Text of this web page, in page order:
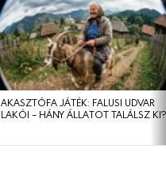
AKASZTÓFA JÁTÉK: FALUSI UDVAR
LAKÓI – HÁNY ÁLLATOT TALÁLSZ KI?